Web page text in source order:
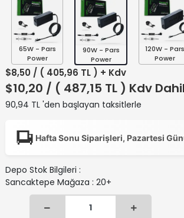
65W - Pars
Power
90W - Pars
Power
120W - Pars
Power
$8,50 / ( 405,96 TL ) + Kdv
$10,20 / ( 487,15 TL ) Kdv Dahil
90,94 TL 'den başlayan taksitlerle
Hafta Sonu Siparişleri, Pazartesi
Depo Stok Bilgileri :
Sancaktepe Mağaza : 20+